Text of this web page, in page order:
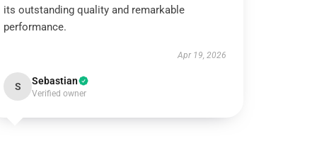
its outstanding quality and remarkable
performance.
Apr 19, 2026
S Sebastian
Verified owner